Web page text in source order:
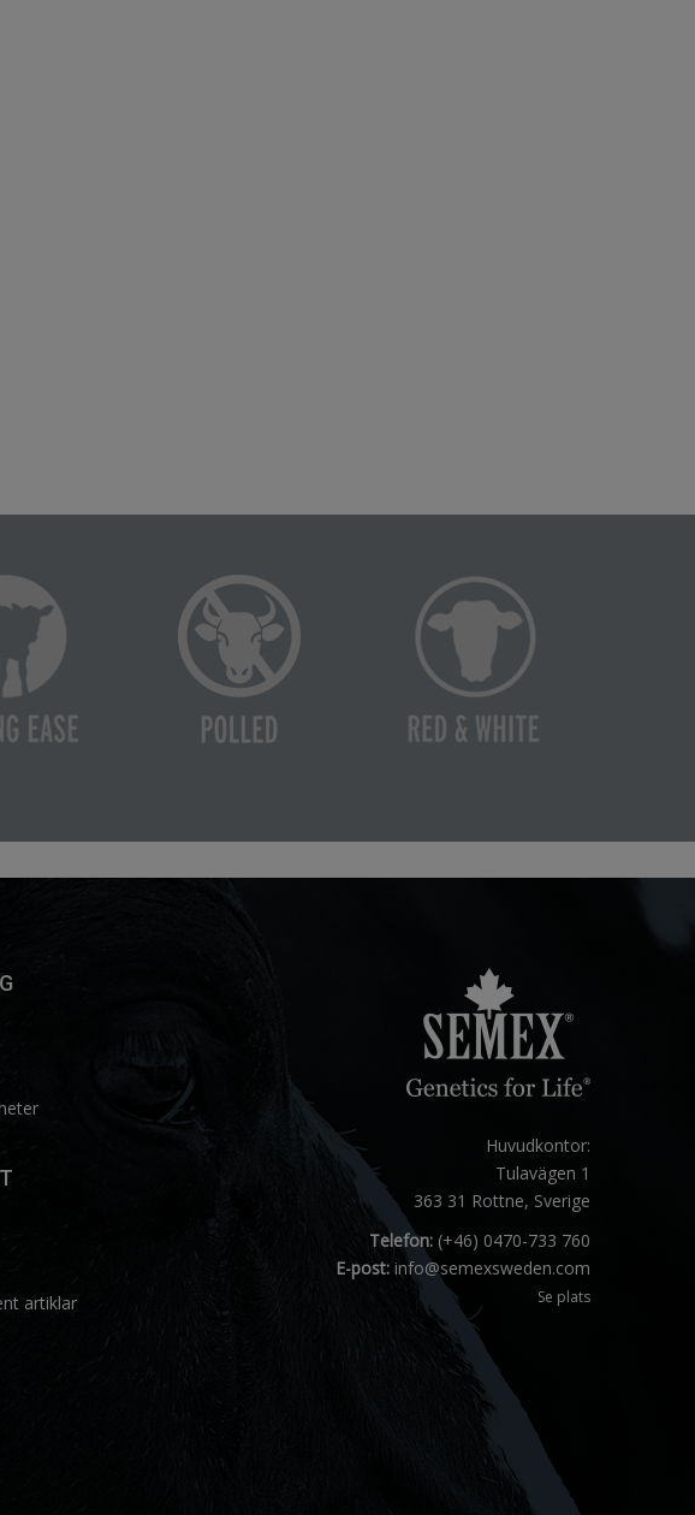
artiklar
Huvudkontor:
Tulavägen 1
363 31 Rottne, Sverige
Telefon:(+46) 0470-733 760
E-post: info@semexsweden.com
Se plats